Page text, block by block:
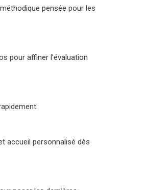
pensée pour les
pour affiner l’évaluation
accueil personnalisé dès